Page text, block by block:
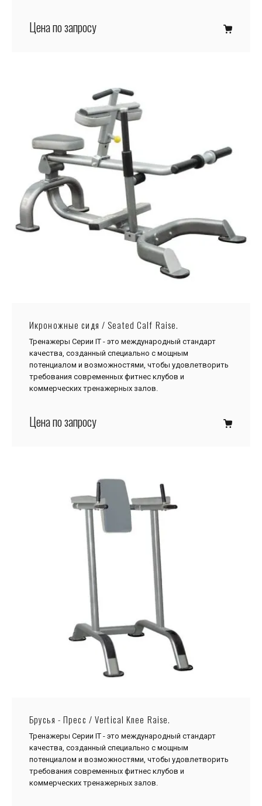
Цена по запросу
Икроножные сидя / Seated Calf Raise.
Тренажеры Серии IТ - это международный стандарт
качества, созданный специально с мощным
потенциалом и возможностями, чтобы удовлетворить
требования современных фитнес клубов и
коммерческих тренажерных залов.
Цена по запросу
Брусья - Пресс / Vertical Knee Raise.
Тренажеры Серии IТ - это международный стандарт
качества, созданный специально с мощным
потенциалом и возможностями, чтобы удовлетворить
требования современных фитнес клубов и
коммерческих тренажерных залов.